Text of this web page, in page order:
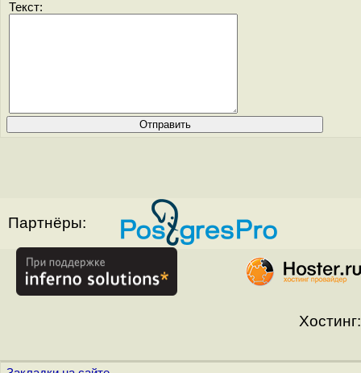
Текст:
Партнёры:
Хостинг: